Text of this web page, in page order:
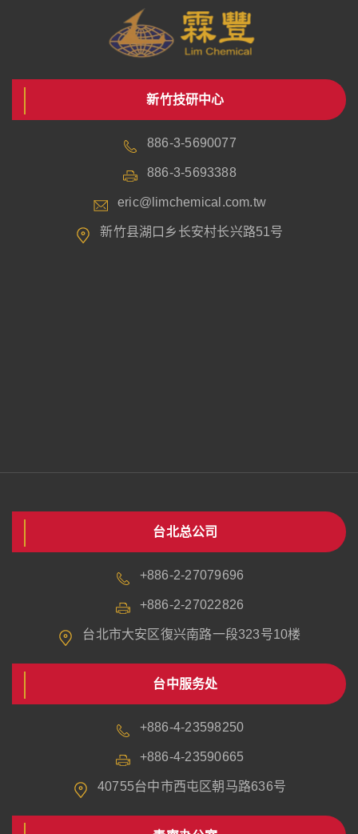
新竹技研中心
886-3-5690077
886-3-5693388
eric@limchemical.com.tw
新竹县湖口乡长安村长兴路51号
台北总公司
+886-2-27079696
+886-2-27022826
台北市大安区復兴南路一段323号10楼
台中服务处
+886-4-23598250
+886-4-23590665
40755台中市西屯区朝马路636号